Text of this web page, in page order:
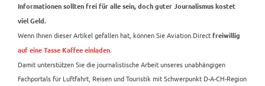
Informationen sollten frei für alle sein, doch guter Journalismus kostet
viel Geld.
Wenn Ihnen dieser Artikel gefallen hat, können Sie Aviation.Direct freiwillig
auf eine Tasse Kaffee einladen
Damit unterstützen Sie die journalistische Arbeit unseres unabhängigen
Fachportals für Luftfahrt, Reisen und Touristik mit Schwerpunkt D-A-CH-Region